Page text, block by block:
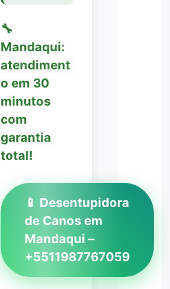
🔧
Mandaqui:
atendiment
o em 30
minutos
com
garantia
total!
📱 Desentupidora
de Canos em
Mandaqui –
+5511987767059